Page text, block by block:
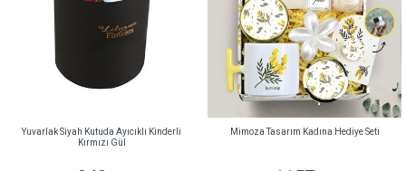
Yuvarlak Siyah Kutuda Ayıcıklı Kinderli
Kırmızı Gül
Mimoza Tasarım Kadına Hediye Seti